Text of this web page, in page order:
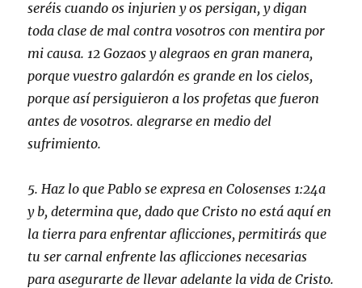
seréis cuando os injurien y os persigan, y digan
toda clase de mal contra vosotros con mentira por
mi causa. 12 Gozaos y alegraos en gran manera,
porque vuestro galardón es grande en los cielos,
porque así persiguieron a los profetas que fueron
antes de vosotros. alegrarse en medio del
sufrimiento.
5. Haz lo que Pablo se expresa en Colosenses 1:24a
y b, determina que, dado que Cristo no está aquí en
la tierra para enfrentar aflicciones, permitirás que
tu ser carnal enfrente las aflicciones necesarias
para asegurarte de llevar adelante la vida de Cristo.